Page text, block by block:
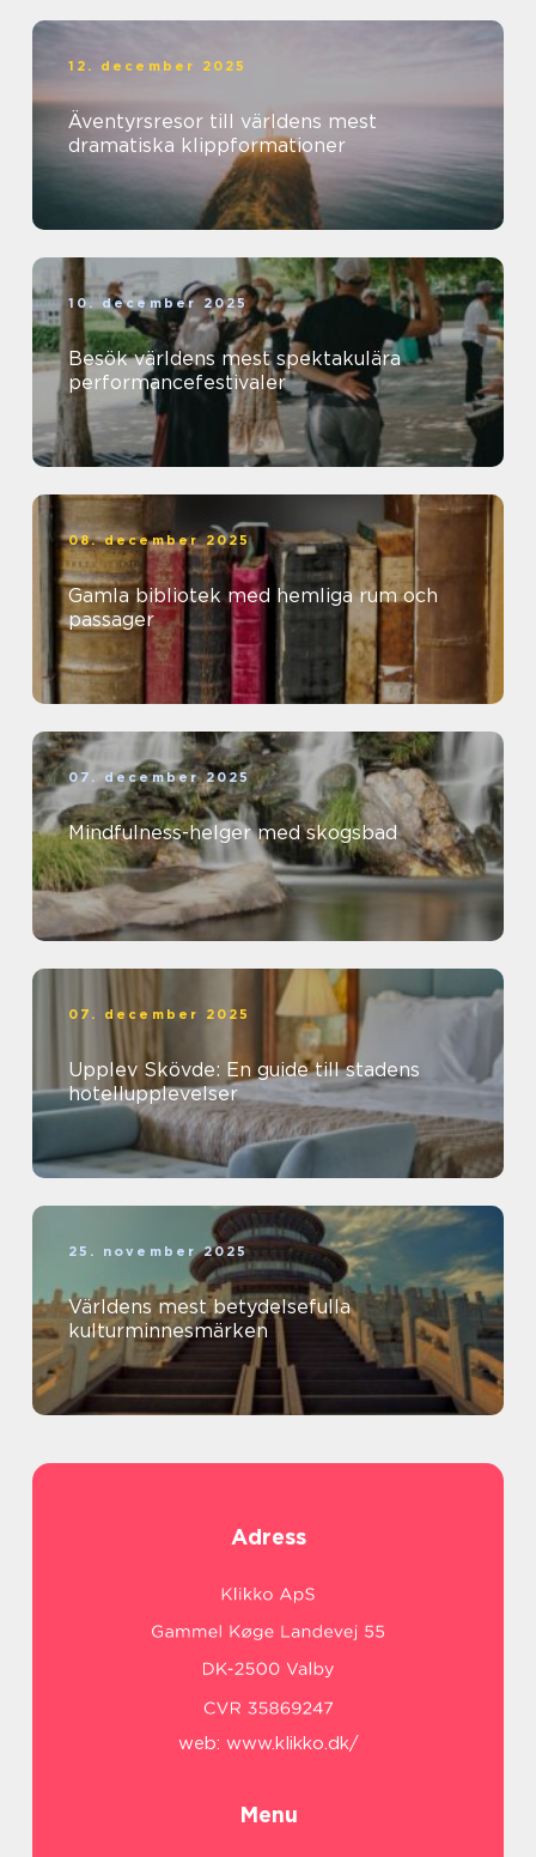
12. december 2025
Äventyrsresor till världens mest
dramatiska klippformationer
10. december 2025
Besök världens mest spektakulära
performancefestivaler
08. december 2025
Gamla bibliotek med hemliga rum och
passager
07. december 2025
Mindfulness-helger med skogsbad
07. december 2025
Upplev Skövde: En guide till stadens
hotellupplevelser
25. november 2025
Världens mest betydelsefulla
kulturminnesmärken
Adress
web: www.klikko.dk/
Menu